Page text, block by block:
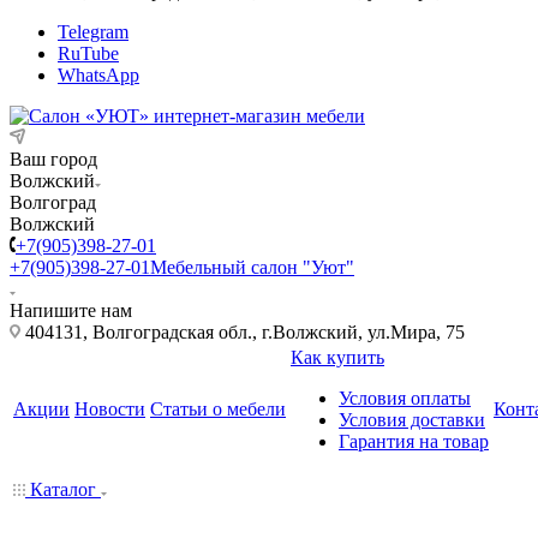
Telegram
RuTube
WhatsApp
Ваш город
Волжский
Волгоград
Волжский
+7(905)398-27-01
+7(905)398-27-01Мебельный салон "Уют"
Напишите нам
404131, Волгоградская обл., г.Волжский, ул.Мира, 75
Акции Новости Статьи о мебели
Как купить
Условия оплаты
Условия доставки
Гарантия на товар
Каталог